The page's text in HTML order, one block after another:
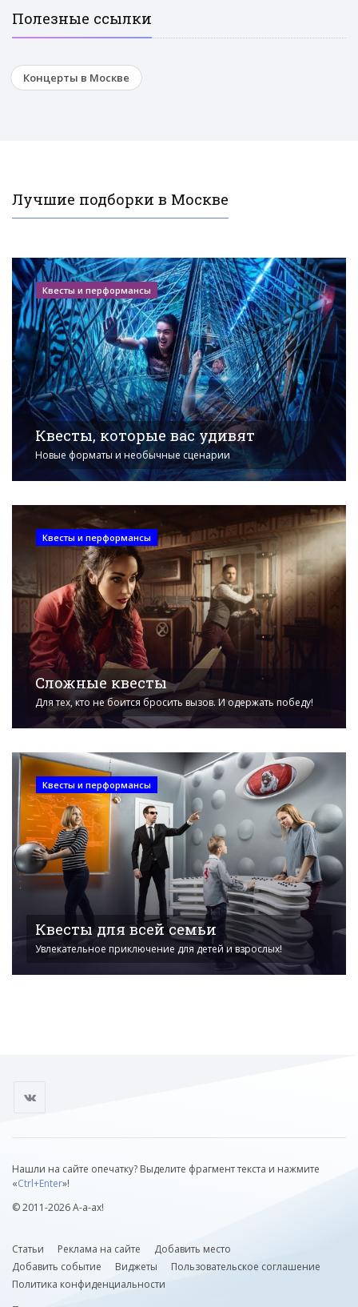
Полезные ссылки
Концерты в Москве
Лучшие подборки в Москве
Квесты и перформансы
Квесты, которые вас удивят
Новые форматы и необычные сценарии
Квесты и перформансы
Сложные квесты
Для тех, кто не боится бросить вызов. И одержать победу!
Квесты и перформансы
Квесты для всей семьи
Увлекательное приключение для детей и взрослых!
Нашли на сайте опечатку? Выделите фрагмент текста и нажмите
«Ctrl+Enter»!
© 2011-2026 А-а-ах!
Статьи Реклама на сайте
Добавить место
Добавить событие
Виджеты
Пользовательское соглашение
Политика конфиденциальности